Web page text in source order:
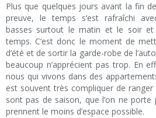
Plus que quelques jours avant la fin
preuve, le temps s’est rafraîchi
basses surtout le matin et le soir
temps. C’est donc le moment de
d’été et de sortir la garde-robe de
beaucoup n’apprécient pas trop. En
nous qui vivons dans des
est souvent très compliquer de
sont pas de saison, que l’on ne porte
prennent le moins d’espace possible.